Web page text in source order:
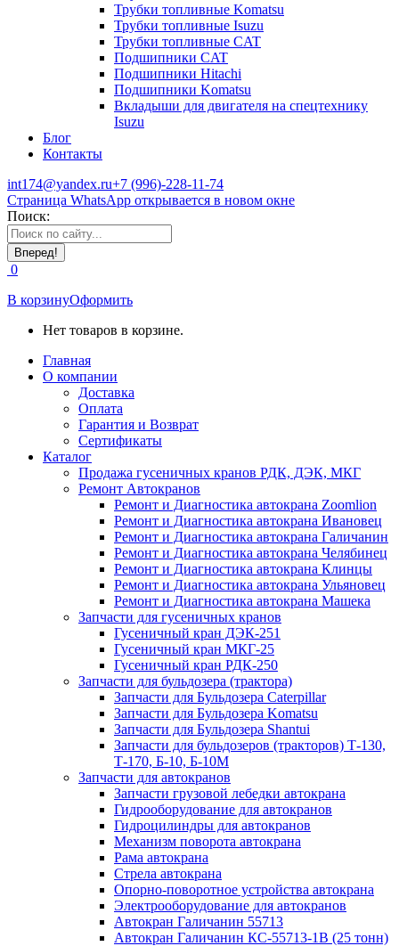
Трубки топливные Komatsu
Трубки топливные Isuzu
Трубки топливные CAT
Подшипники CAT
Подшипники Hitachi
Подшипники Komatsu
Вкладыши для двигателя на спецтехнику
Isuzu
Блог
Контакты
int174@yandex.ru+7 (996)-228-11-74
Страница WhatsApp открывается в новом окне
Поиск:
0
В корзинуОформить
Нет товаров в корзине.
Главная
О компании
Доставка
Оплата
Гарантия и Возврат
Сертификаты
Каталог
Продажа гусеничных кранов РДК, ДЭК, МКГ
Ремонт Автокранов
Ремонт и Диагностика автокрана Zoomlion
Ремонт и Диагностика автокрана Ивановец
Ремонт и Диагностика автокрана Галичанин
Ремонт и Диагностика автокрана Челябинец
Ремонт и Диагностика автокрана Клинцы
Ремонт и Диагностика автокрана Ульяновец
Ремонт и Диагностика автокрана Машека
Запчасти для гусеничных кранов
Гусеничный кран ДЭК-251
Гусеничный кран МКГ-25
Гусеничный кран РДК-250
Запчасти для бульдозера (трактора)
Запчасти для Бульдозера Caterpillar
Запчасти для Бульдозера Komatsu
Запчасти для Бульдозера Shantui
Запчасти для бульдозеров (тракторов) Т-130,
Т-170, Б-10, Б-10М
Запчасти для автокранов
Запчасти грузовой лебедки автокрана
Гидрооборудование для автокранов
Гидроцилиндры для автокранов
Механизм поворота автокрана
Рама автокрана
Стрела автокрана
Опорно-поворотное устройства автокрана
Электрооборудование для автокранов
Автокран Галичанин 55713
Автокран Галичанин КС-55713-1В (25 тонн)